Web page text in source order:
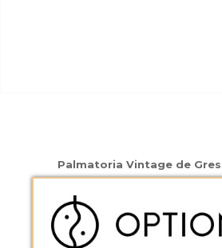
Palmatoria Vintage de